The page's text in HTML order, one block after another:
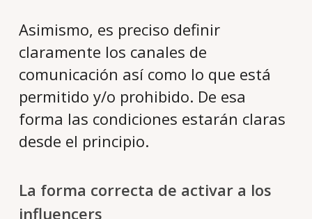
Asimismo, es preciso definir
claramente los canales de
comunicación así como lo que está
permitido y/o prohibido. De esa
forma las condiciones estarán claras
desde el principio.
La forma correcta de activar a los
influencers